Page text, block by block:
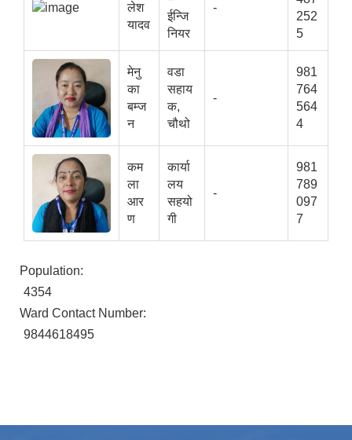
लेश
यादव
ईन्जि
नियर
-
252
5
मेनु
का
बम्ज
न
वडा
सहाय
क,
चौथो
-
981
764
564
4
कम
ला
आर
ण
कार्या
लय
सहयो
गी
-
981
789
097
7
Population:
4354
Ward Contact Number:
9844618495